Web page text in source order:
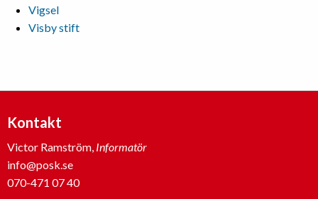
Vigsel
Visby stift
Kontakt
Victor Ramström, Informatör
info@posk.se
070-471 07 40